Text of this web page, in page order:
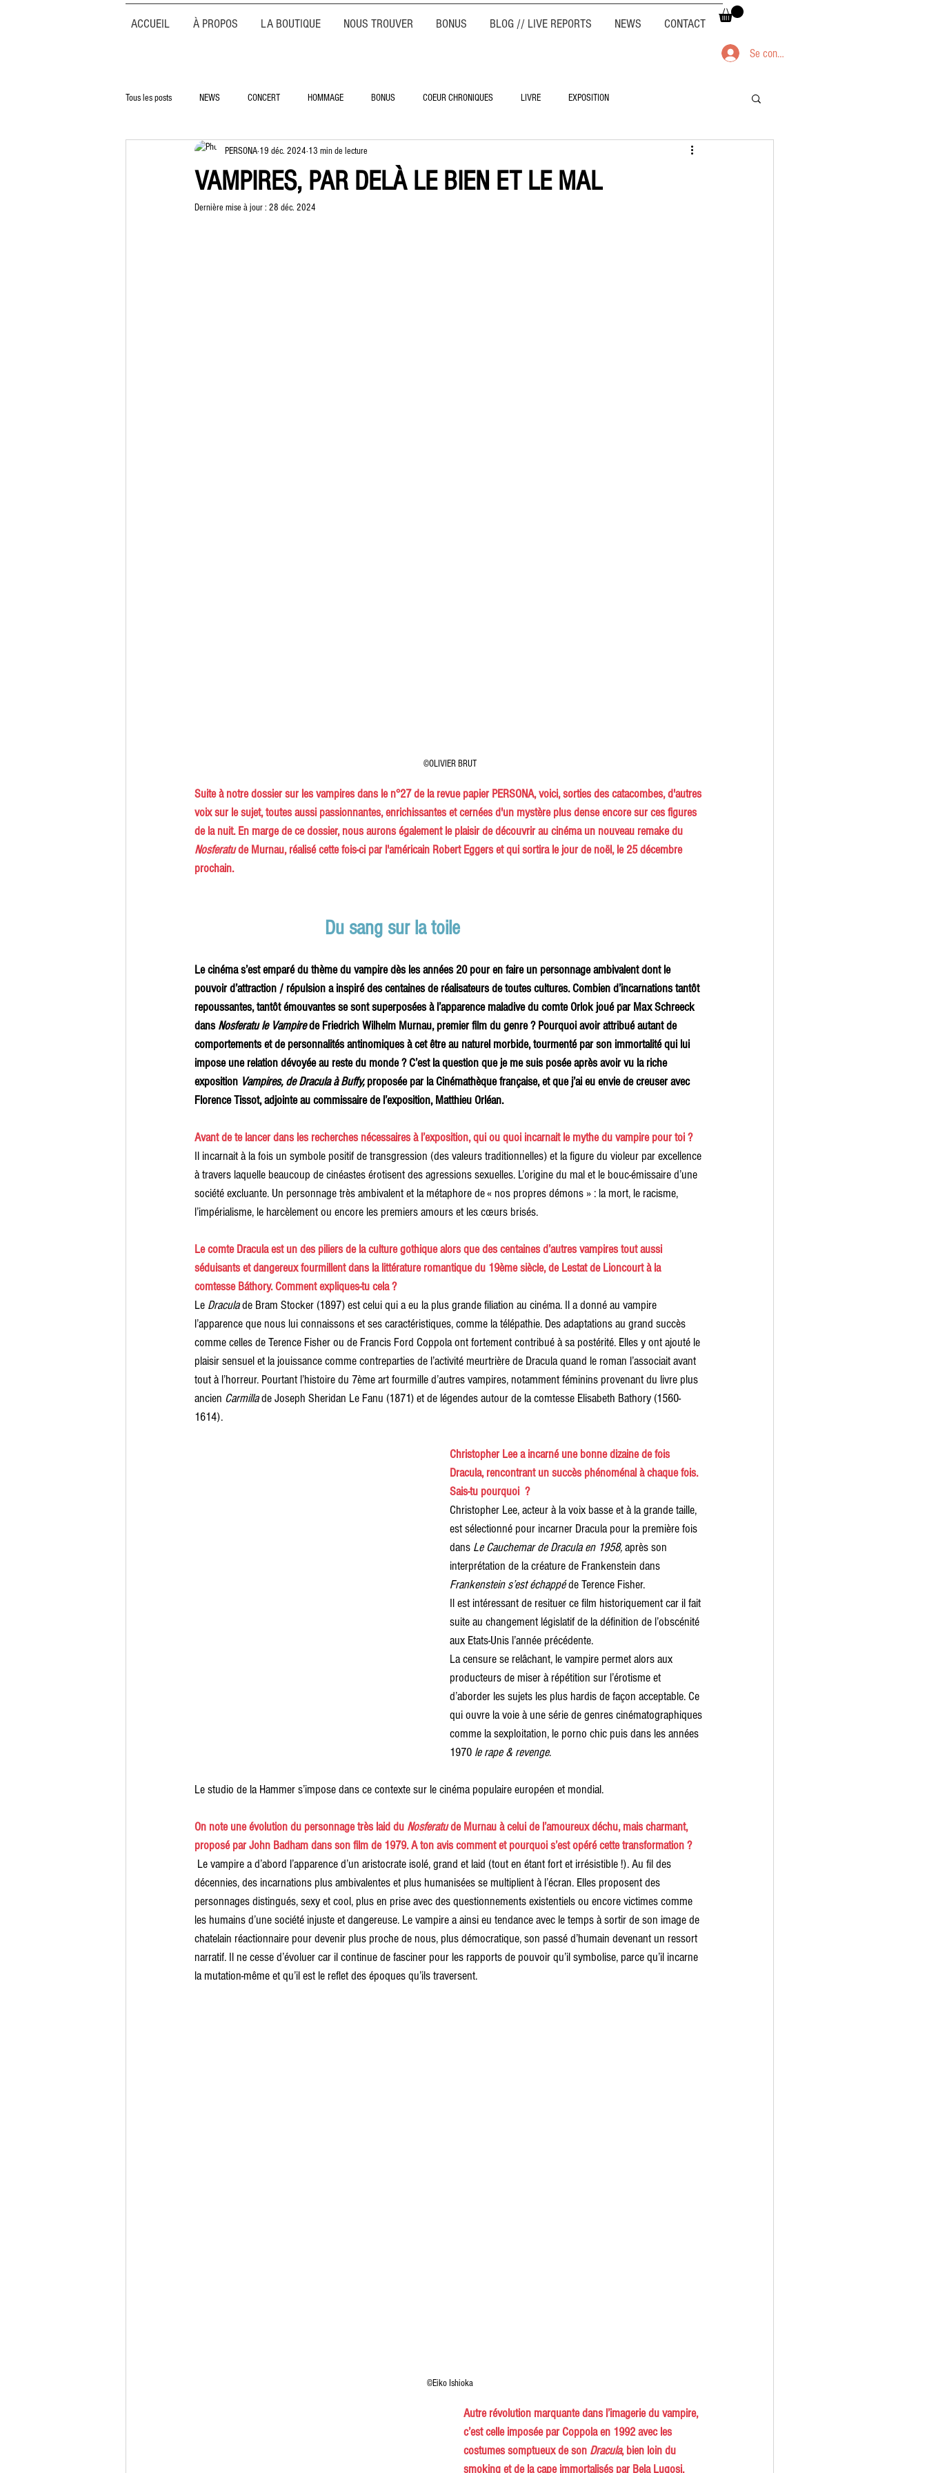
ACCUEIL À PROPOS LA BOUTIQUE NOUS TROUVER BONUS BLOG // LIVE REPORTS NEWS CONTACT
Se connecter
Tous les posts NEWS CONCERT HOMMAGE BONUS COEUR CHRONIQUES LIVRE EXPOSITION
VAMPIRES, PAR DELÀ LE BIEN ET LE MAL
PERSONA 19 déc. 2024 13 min de lecture
Dernière mise à jour : 28 déc. 2024
©OLIVIER BRUT
Suite à notre dossier sur les vampires dans le n°27 de la revue papier PERSONA, voici, sorties des catacombes, d'autres
voix sur le sujet, toutes aussi passionnantes, enrichissantes et cernées d'un mystère plus dense encore sur ces figures
de la nuit. En marge de ce dossier, nous aurons également le plaisir de découvrir au cinéma un nouveau remake du
Nosferatu de Murnau, réalisé cette fois-ci par l'américain Robert Eggers et qui sortira le jour de noël, le 25 décembre
prochain.
                           Du sang sur la toile
Le cinéma s’est emparé du thème du vampire dès les années 20 pour en faire un personnage ambivalent dont le
pouvoir d’attraction / répulsion a inspiré des centaines de réalisateurs de toutes cultures. Combien d’incarnations tantôt
repoussantes, tantôt émouvantes se sont superposées à l’apparence maladive du comte Orlok joué par Max Schreeck
dans Nosferatu le Vampire de Friedrich Wilhelm Murnau, premier film du genre ? Pourquoi avoir attribué autant de
comportements et de personnalités antinomiques à cet être au naturel morbide, tourmenté par son immortalité qui lui
impose une relation dévoyée au reste du monde ? C’est la question que je me suis posée après avoir vu la riche
exposition Vampires, de Dracula à Buffy, proposée par la Cinémathèque française, et que j’ai eu envie de creuser avec
Florence Tissot, adjointe au commissaire de l’exposition, Matthieu Orléan.
Avant de te lancer dans les recherches nécessaires à l’exposition, qui ou quoi incarnait le mythe du vampire pour toi ?
Il incarnait à la fois un symbole positif de transgression (des valeurs traditionnelles) et la figure du violeur par excellence
à travers laquelle beaucoup de cinéastes érotisent des agressions sexuelles. L’origine du mal et le bouc-émissaire d’une
société excluante. Un personnage très ambivalent et la métaphore de « nos propres démons » : la mort, le racisme,
l’impérialisme, le harcèlement ou encore les premiers amours et les cœurs brisés.
Le comte Dracula est un des piliers de la culture gothique alors que des centaines d’autres vampires tout aussi
séduisants et dangereux fourmillent dans la littérature romantique du 19ème siècle, de Lestat de Lioncourt à la
comtesse Báthory. Comment expliques-tu cela ?
Le Dracula de Bram Stocker (1897) est celui qui a eu la plus grande filiation au cinéma. Il a donné au vampire
l’apparence que nous lui connaissons et ses caractéristiques, comme la télépathie. Des adaptations au grand succès
comme celles de Terence Fisher ou de Francis Ford Coppola ont fortement contribué à sa postérité. Elles y ont ajouté le
plaisir sensuel et la jouissance comme contreparties de l’activité meurtrière de Dracula quand le roman l’associait avant
tout à l’horreur. Pourtant l’histoire du 7ème art fourmille d’autres vampires, notamment féminins provenant du livre plus
ancien Carmilla de Joseph Sheridan Le Fanu (1871) et de légendes autour de la comtesse Elisabeth Bathory (1560-
1614).
Christopher Lee a incarné une bonne dizaine de fois
Dracula, rencontrant un succès phénoménal à chaque fois.
Sais-tu pourquoi  ?
Christopher Lee, acteur à la voix basse et à la grande taille,
est sélectionné pour incarner Dracula pour la première fois
dans Le Cauchemar de Dracula en 1958, après son
interprétation de la créature de Frankenstein dans
Frankenstein s’est échappé de Terence Fisher.
Il est intéressant de resituer ce film historiquement car il fait
suite au changement législatif de la définition de l’obscénité
aux Etats-Unis l’année précédente.
La censure se relâchant, le vampire permet alors aux
producteurs de miser à répétition sur l’érotisme et
d’aborder les sujets les plus hardis de façon acceptable. Ce
qui ouvre la voie à une série de genres cinématographiques
comme la sexploitation, le porno chic puis dans les années
1970 le rape & revenge.
Le studio de la Hammer s’impose dans ce contexte sur le cinéma populaire européen et mondial.
On note une évolution du personnage très laid du Nosferatu de Murnau à celui de l’amoureux déchu, mais charmant,
proposé par John Badham dans son film de 1979. A ton avis comment et pourquoi s’est opéré cette transformation ?
Le vampire a d’abord l’apparence d’un aristocrate isolé, grand et laid (tout en étant fort et irrésistible !). Au fil des
décennies, des incarnations plus ambivalentes et plus humanisées se multiplient à l’écran. Elles proposent des
personnages distingués, sexy et cool, plus en prise avec des questionnements existentiels ou encore victimes comme
les humains d’une société injuste et dangereuse. Le vampire a ainsi eu tendance avec le temps à sortir de son image de
chatelain réactionnaire pour devenir plus proche de nous, plus démocratique, son passé d’humain devenant un ressort
narratif. Il ne cesse d’évoluer car il continue de fasciner pour les rapports de pouvoir qu’il symbolise, parce qu’il incarne
la mutation-même et qu’il est le reflet des époques qu’ils traversent.
©Eiko Ishioka
Autre révolution marquante dans l’imagerie du vampire,
c’est celle imposée par Coppola en 1992 avec les
costumes somptueux de son Dracula, bien loin du
smoking et de la cape immortalisés par Bela Lugosi.